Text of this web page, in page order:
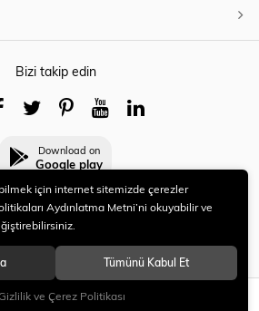
SEPETE EKLE
Bizi takip edin
Download on
Google play
Tüm hakları saklıdır.
için internet sitemizde çerezler
Aydınlatma Metni’ni okuyabilir ve
Tümünü Kabul Et
ve Çerez Politikası